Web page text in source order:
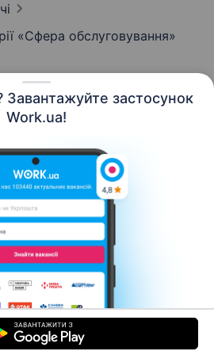
застосунок
Work.ua!
«Сфера обслуговування»
Про нас
Кар’єра
Умови використання